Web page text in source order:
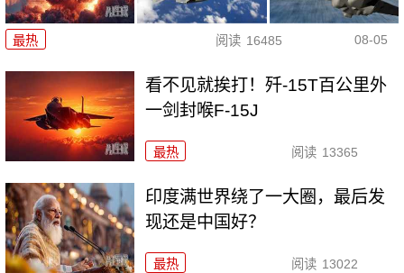
最热 阅读 16485 08-05
看不见就挨打！歼-15T百公里外
一剑封喉F-15J
最热 阅读 13365
印度满世界绕了一大圈，最后发
现还是中国好？
最热 阅读 13022